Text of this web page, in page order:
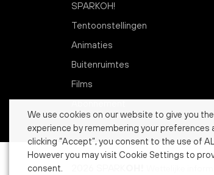
SPARKOH!
Tentoonstellingen
Animaties
Buitenruimtes
Films
We use cookies on our website to give you
experience by remembering your preferences
clicking “Accept”, you consent to the use of
However you may visit Cookie Settings to
consent.